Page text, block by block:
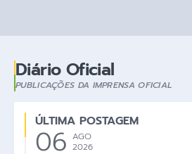
Diário Oficial
PUBLICAÇÕES DA IMPRENSA OFICIAL
ÚLTIMA POSTAGEM
06 AGO
2026